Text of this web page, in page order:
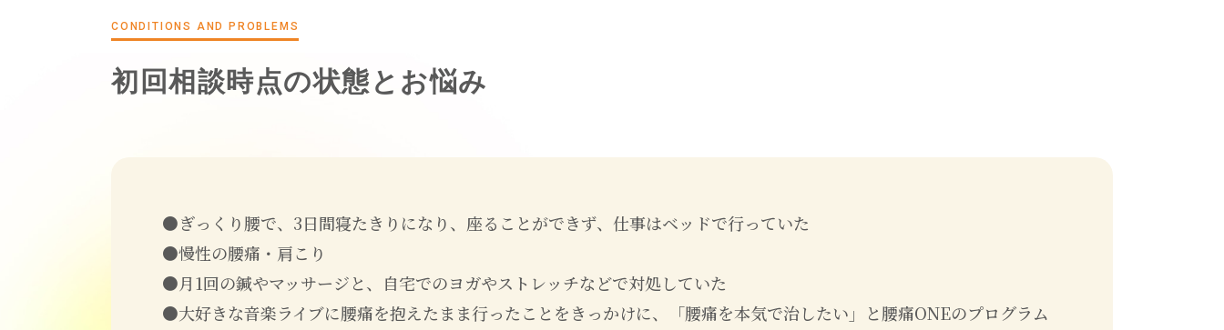
CONDITIONS AND PROBLEMS
初回相談時点の状態とお悩み
●ぎっくり腰で、3日間寝たきりになり、座ることができず、仕事はベッドで行っていた
●慢性の腰痛・肩こり
●月1回の鍼やマッサージと、自宅でのヨガやストレッチなどで対処していた
●大好きな音楽ライブに腰痛を抱えたまま行ったことをきっかけに、「腰痛を本気で治したい」と腰痛ONEのプログラム